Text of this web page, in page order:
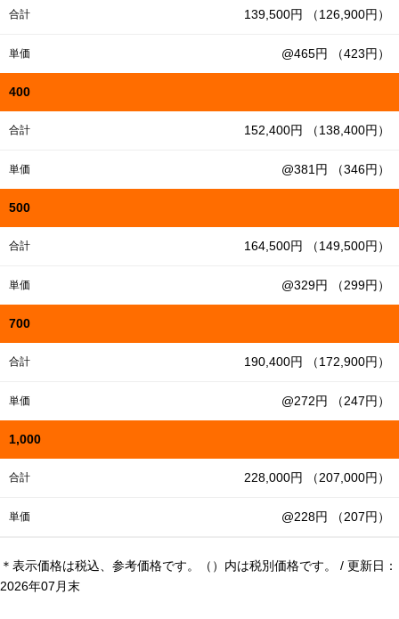
合計 139,500円 （126,900円）
単価 @465円 （423円）
400
合計 152,400円 （138,400円）
単価 @381円 （346円）
500
合計 164,500円 （149,500円）
単価 @329円 （299円）
700
合計 190,400円 （172,900円）
単価 @272円 （247円）
1,000
合計 228,000円 （207,000円）
単価 @228円 （207円）
＊表示価格は税込、参考価格です。（）内は税別価格です。 / 更新日：
2026年07月末